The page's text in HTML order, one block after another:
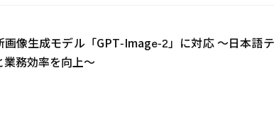
像生成モデル「GPT‑Image‑2」に対応 ～日本語
業務効率を向上～